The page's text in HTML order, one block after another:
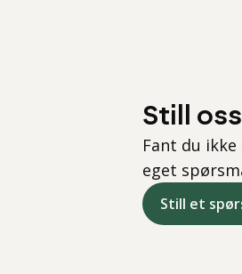
Still
Fant du
eget
Still et